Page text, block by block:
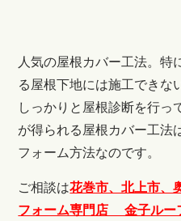
人気の屋根カバー工法。特
る屋根下地には施工できな
しっかりと屋根診断を行っ
が得られる屋根カバー工法
フォーム方法なのです。
ご相談は花巻市、北上市、
フォーム専門店 金子ルー